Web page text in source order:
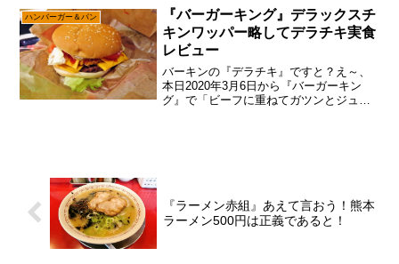
座います。ん？今回の『プラントベース
ワッパー』は”大豆...
ハンバーガー＆パン
『バーガーキング』デラックスチ
キンワッパー略してデラチキ実食
レビュー
バーキンの『デラチキ』ですと？え～、
本日2020年3月6日から『バーガーキン
グ』で「ビーフに重ねてガツンとジュー
『ラーメン赤組』あえて言おう！熊本
ラーメン500円は正義であると！